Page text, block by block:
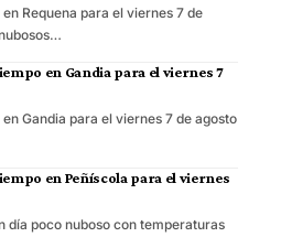
Requena para el viernes 7 de
en Gandia para el viernes 7
Gandia para el viernes 7 de agosto
en Peñíscola para el viernes
día poco nuboso con temperaturas